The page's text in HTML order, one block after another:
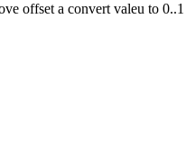
offset a convert valeu to 0..1